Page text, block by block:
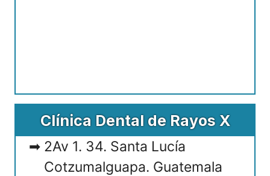
Clínica Dental de Rayos X
2Av 1. 34. Santa Lucía
Cotzumalguapa. Guatemala